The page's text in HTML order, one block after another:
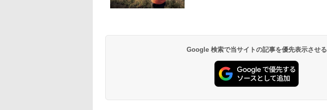
Google 検索で当サイトの記事を優先表示させる